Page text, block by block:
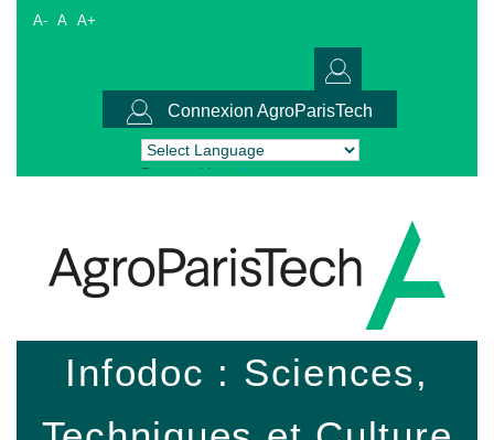
A- A A+
Connexion AgroParisTech
Powered by Translate
Infodoc : Sciences,